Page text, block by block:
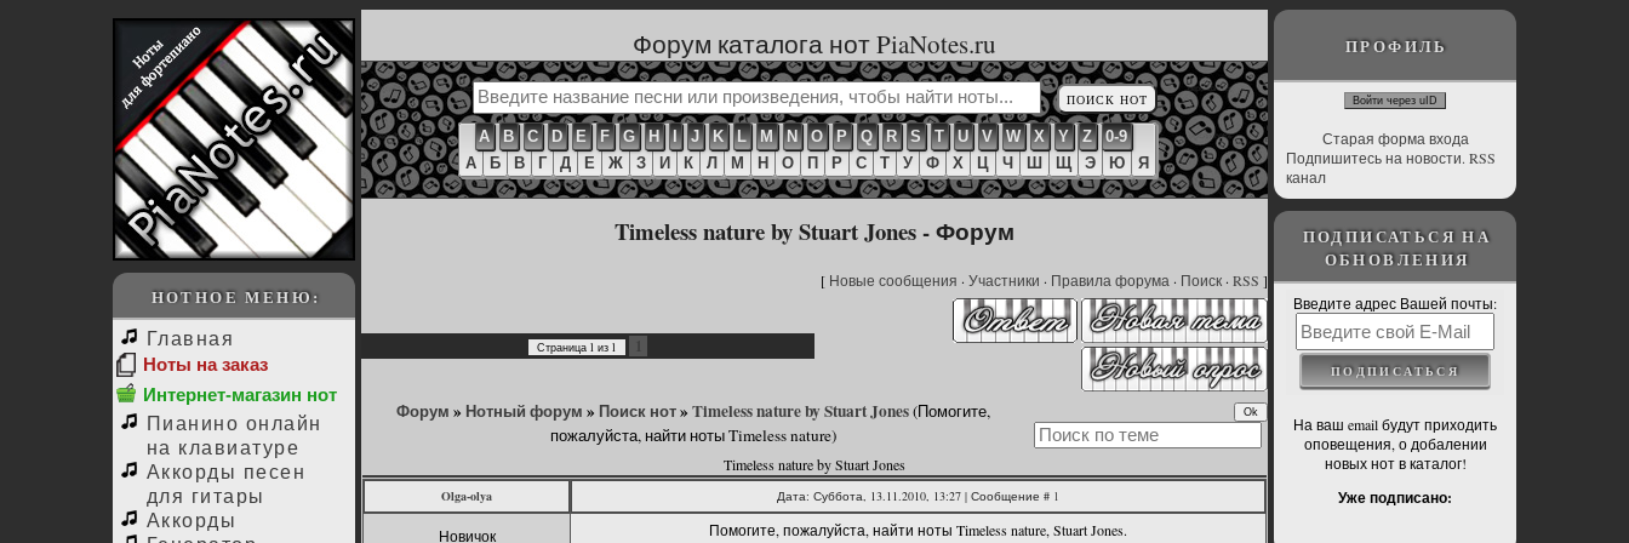
НОТНОЕ МЕНЮ:
Главная
Ноты на заказ
Интернет-магазин нот
Пианино онлайн
на клавиатуре
Аккорды песен
для гитары
Аккорды
Форум каталога нот PiaNotes.ru
A B C D E F G H I J K L M N O P Q R S T U V W X Y Z
0-9
А
Б В Г Д Е Ж З И К Л М Н О П Р С Т У Ф Х Ц Ч Ш Щ Э Ю Я
Timeless nature by Stuart Jones - Форум
[ Новые сообщения · Участники · Правила форума · Поиск · RSS ]
Страница 1 из 1 1
Форум » Нотный форум » Поиск нот» Timeless nature by Stuart Jones(Помогите,
пожалуйста, найти ноты Timeless nature)
Timeless nature by Stuart Jones
Olga-olya Дата: Суббота, 13.11.2010, 13:27 | Сообщение # 1
Новичок Помогите, пожалуйста, найти ноты Timeless nature, Stuart Jones.
ПРОФИЛЬ
Войти через uID
Старая форма входа
Подпишитесь на новости. RSS
канал
ПОДПИСАТЬСЯ НА
ОБНОВЛЕНИЯ
Введите адрес Вашей почты:
На ваш email будут приходить
оповещения, о добалении
новых нот в каталог!
Уже подписано: